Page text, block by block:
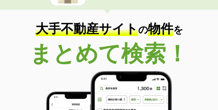
大手不動産サイトの物件を
まとめて検索！